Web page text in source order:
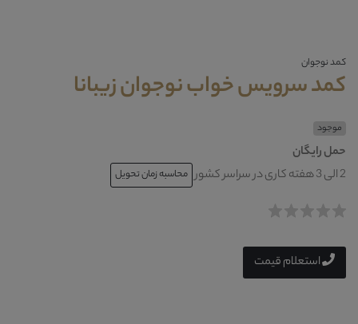
کمد نوجوان
کمد سرویس خواب نوجوان زیبانا
موجود
حمل رایگان
2 الی 3 هفته کاری در سراسر کشور
محاسبه زمان تحویل
استعلام قیمت